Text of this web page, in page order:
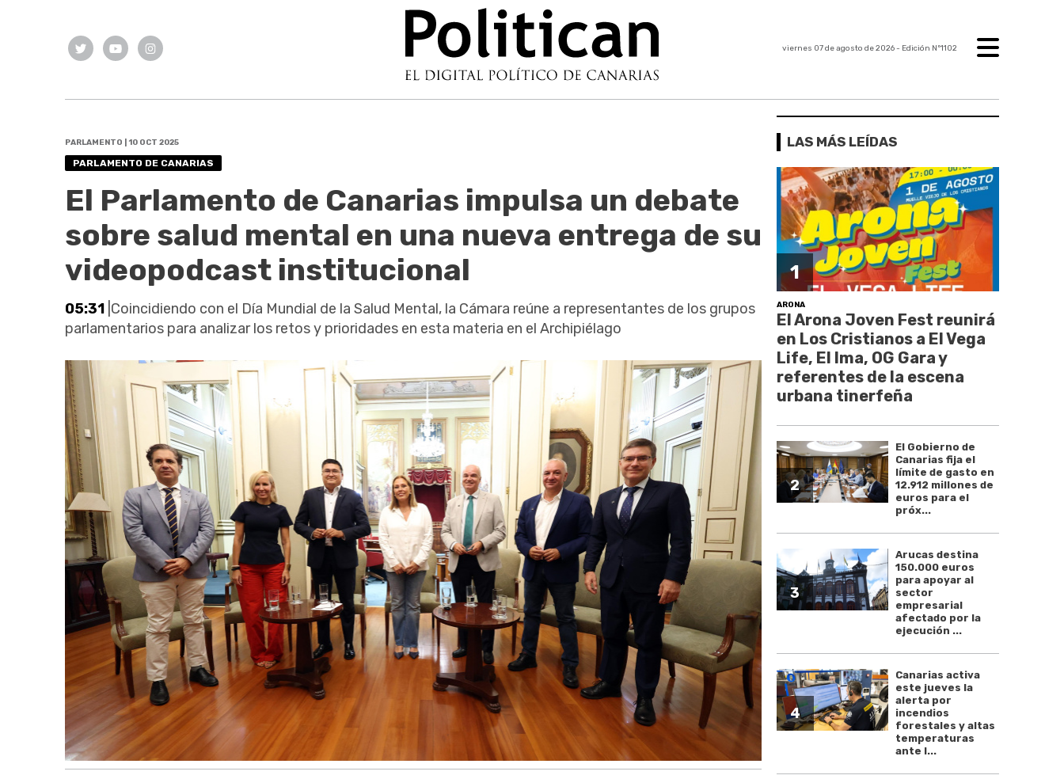
viernes 07 de agosto de 2026- Edición Nº1102
PARLAMENTO | 10 OCT 2025
PARLAMENTO DE CANARIAS
El Parlamento de Canarias impulsa un debate
sobre salud mental en una nueva entrega de su
videopodcast institucional
05:31 |Coincidiendo con el Día Mundial de la Salud Mental, la Cámara reúne a representantes de los grupos
parlamentarios para analizar los retos y prioridades en esta materia en el Archipiélago
LAS MÁS LEÍDAS
1
ARONA
El Arona Joven Fest reunirá
en Los Cristianos a El Vega
Life, El Ima, OG Gara y
referentes de la escena
urbana tinerfeña
2
El Gobierno de
Canarias fija el
límite de gasto en
12.912 millones de
euros para el
próx...
3
Arucas destina
150.000 euros
para apoyar al
sector
empresarial
afectado por la
ejecución ...
4
Canarias activa
este jueves la
alerta por
incendios
forestales y altas
temperaturas
ante l...